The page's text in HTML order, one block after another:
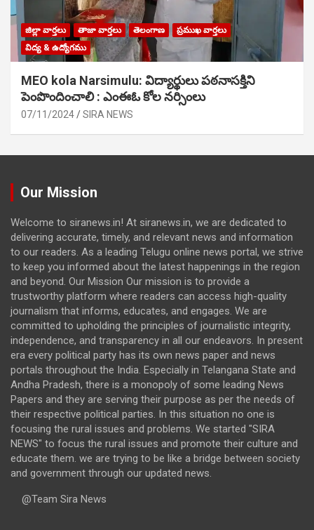
జిల్లా వార్తలు తాజా వార్తలు తెలంగాణ
ప్రముఖ వార్తలు
విద్య & ఉద్యోగము
MEO kola Narsimulu: విద్యార్థులు పఠ‌నాసక్తిని
పెంపొందించాలి : ఎంఈఓ కోల నర్సింలు
07/11/2024 SIRA NEWS
Our Mission
Welcome to siranews.in! At siranews.in, we are dedicated to
delivering accurate, timely, and relevant news and information
to our readers. As a leading Telugu online news portal, we strive
to keep you informed about the latest happenings in the region
and beyond. Our Mission Our mission is to provide a
trustworthy platform where readers can access high-quality
journalism that informs, educates, and engages. We are
committed to upholding the principles of journalistic integrity,
independence, and transparency in all our endeavors. In present
era every political party has its own news paper and news
portals throughout the India. Especially in Telangana State and
Andha Pradesh, there is a monopoly of some leading News
Papers and they are serving their purpose as per the needs of
their respective political parties. In this situation no one is
focusing the rural issues and problems. We started "SIRA
NEWS" to focus the rural issues and promote their culture and
educate them. we are trying to be like a bridge between society
and government through our updated news.
@Team Sira News